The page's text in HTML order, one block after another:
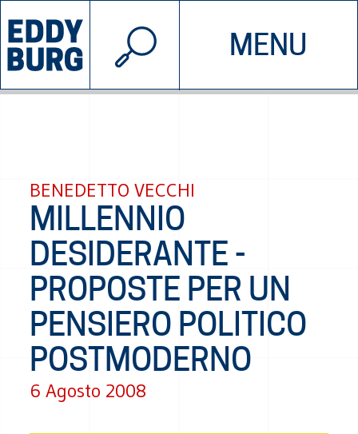
MENU
INIZIATIVE CHI SIAMO
© 2026 EDDYBURG
BENEDETTO VECCHI
MILLENNIO
DESIDERANTE -
PROPOSTE PER UN
PENSIERO POLITICO
POSTMODERNO
6 Agosto 2008